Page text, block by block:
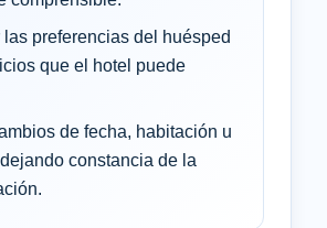
preferencias del huésped
que el hotel puede
de fecha, habitación u
constancia de la